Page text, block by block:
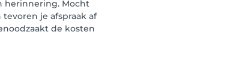
herinnering. Mocht
je afspraak af
de kosten